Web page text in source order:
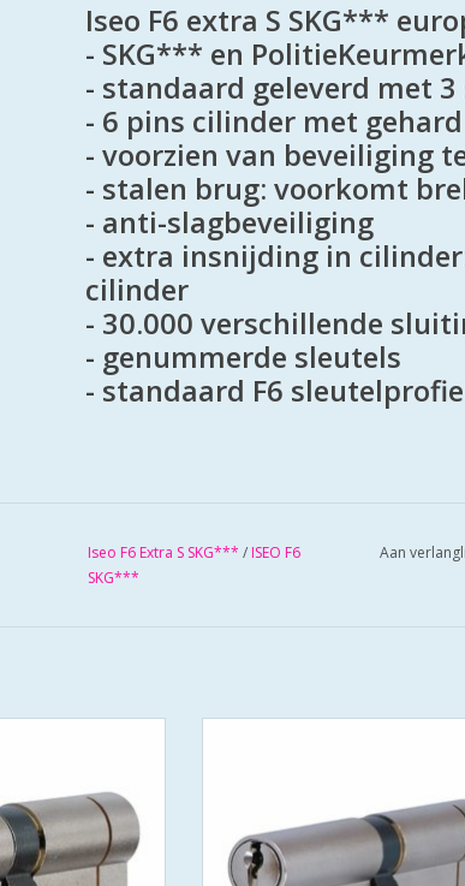
Iseo F6 extra S SKG***
- SKG*** en
- standaard geleverd met
- 6 pins cilinder met
- voorzien van beveiliging
- stalen brug: voorkomt
- anti-slagbeveiliging
- extra insnijding in
cilinder
- 30.000 verschillende
- genummerde sleutels
- standaard F6
Iseo F6 Extra S SKG*** / ISEO F6
SKG***
Aan
met 3 sleutels
gehard stalen pinnen
tegen boren en
- standaard geleverd met 3
- 6 pins cilinder met gehard stalen
- voorzien van beveiliging tegen
kerntrekken